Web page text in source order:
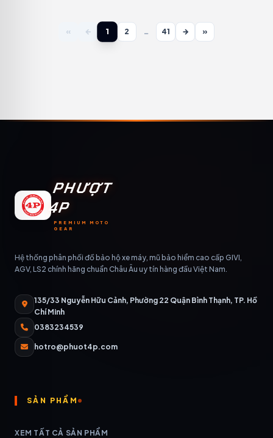
« ← 1 2 … 41 → »
PHƯỢT
4P
PREMIUM MOTO
GEAR
Hệ thống phân phối đồ bảo hộ xe máy, mũ bảo hiểm cao cấp GIVI,
AGV, LS2 chính hãng chuẩn Châu Âu uy tín hàng đầu Việt Nam.
135/33 Nguyễn Hữu Cảnh, Phường 22 Quận Bình Thạnh, TP. Hồ
Chí Minh
0383234539
hotro@phuot4p.com
SẢN PHẨM
XEM TẤT CẢ SẢN PHẨM